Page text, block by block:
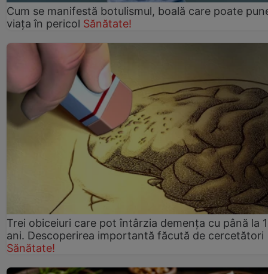
Cum se manifestă botulismul, boală care poate
viaţa în pericol Sănătate!
Trei obiceiuri care pot întârzia demența cu până la
ani. Descoperirea importantă făcută de cercetători
Sănătate!